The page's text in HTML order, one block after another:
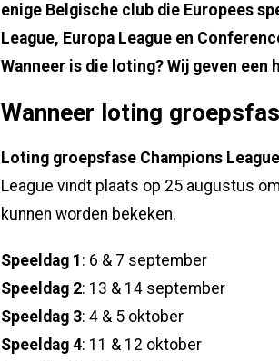
enige Belgische club die Europees
League, Europa League en
Wanneer is die loting? Wij geven een
Wanneer loting
Loting groepsfase Champions League
League vindt plaats op 25 augustus
kunnen worden bekeken.
Speeldag 1 : 6 & 7 september
Speeldag 2: 13 & 14 september
Speeldag 3: 4 & 5 oktober
Speeldag 4: 11 & 12 oktober